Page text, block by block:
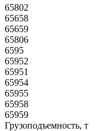
65802
65658
65659
65806
6595
65952
65951
65954
65955
65958
65959
Грузоподъемность, т